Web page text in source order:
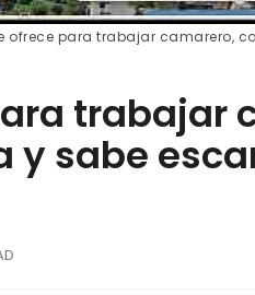
ofrece para trabajar camarero,
trabajar
y sabe